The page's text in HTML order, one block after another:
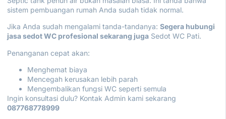
sistem pembuangan rumah Anda sudah tidak normal.
Jika Anda sudah mengalami tanda-tandanya: Segera hubungi
jasa sedot WC profesional sekarang juga Sedot WC Pati.
Penanganan cepat akan:
Menghemat biaya
Mencegah kerusakan lebih parah
Mengembalikan fungsi WC seperti semula
Ingin konsultasi dulu? Kontak Admin kami sekarang
087768778999